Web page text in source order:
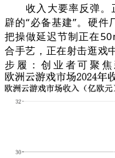
收入大要率反弹。
辟的“必备基建”。硬件
把操做延迟节制正在
合手艺，正在射击逛戏
步履：创业者可聚